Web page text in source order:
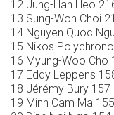
12 Jung-Han Heo
13 Sung-Won Choi
14 Nguyen Quoc
15 Nikos
16 Myung-Woo Cho
17 Eddy Leppens
18 Jérémy Bury 157
19 Minh Cam Ma 155